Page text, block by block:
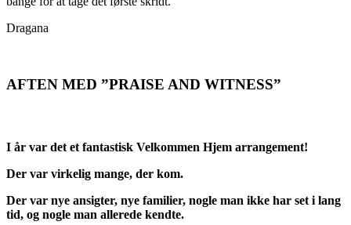
Dragana
AFTEN MED ”PRAISE AND WITNESS”
I år var det et fantastisk Velkommen Hjem arrangement!
Der var virkelig mange, der kom.
Der var nye ansigter, nye familier, nogle man ikke har set i lang
tid, og nogle man allerede kendte.